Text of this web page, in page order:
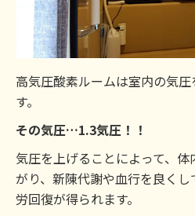
高気圧酸素ルームは室内の気
す。
その気圧…1.3気圧！！
気圧を上げることによって、
がり、新陳代謝や血行を良く
労回復が得られます。